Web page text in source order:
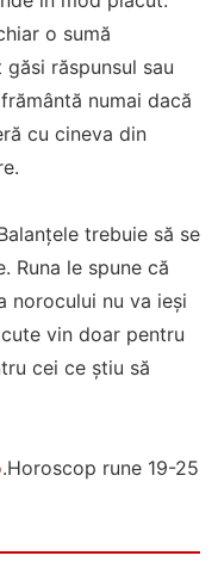
o sumă
răspunsul sau
numai dacă
cu cineva din
trebuie să se
Runa le spune că
norocului nu va ieși
vin doar pentru
cei ce știu să
.Horoscop rune 19-25